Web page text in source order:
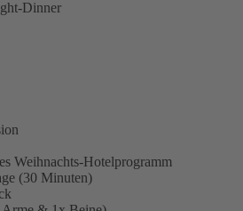
Dinner
Weihnachts-Hotelprogramm
(30 Minuten)